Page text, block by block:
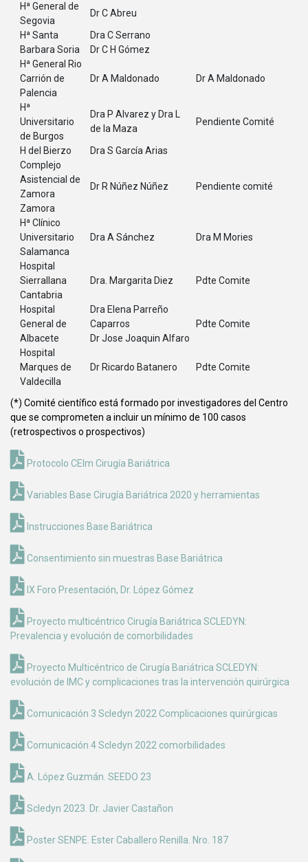
Hª General de
Segovia
Dr C Abreu
Hª Santa
Barbara Soria
Dra C Serrano
Dr C H Gómez
Hª General Rio
Carrión de
Palencia
Dr A Maldonado Dr A Maldonado
Hª
Universitario
de Burgos
Dra P Alvarez y Dra L
de la Maza
Pendiente Comité
H del Bierzo
Dra S García Arias
Complejo
Asistencial de
Zamora
Zamora
Dr R Núñez Núñez Pendiente comité
Hª Clínico
Universitario
Salamanca
Dra A Sánchez Dra M Mories
Hospital
Sierrallana
Cantabria
Dra. Margarita Diez Pdte Comite
Hospital
General de
Albacete
Dra Elena Parreño
Caparros
Dr Jose Joaquin Alfaro
Pdte Comite
Hospital
Marques de
Valdecilla
Dr Ricardo Batanero Pdte Comite
(*) Comité científico está formado por investigadores del Centro
que se comprometen a incluir un mínimo de 100 casos
(retrospectivos o prospectivos)
Protocolo CEIm Cirugía Bariátrica
Variables Base Cirugía Bariátrica 2020 y herramientas
Instrucciones Base Bariátrica
Consentimiento sin muestras Base Bariátrica
IX Foro Presentación, Dr. López Gómez
Proyecto multicéntrico Cirugía Bariátrica SCLEDYN:
Prevalencia y evolución de comorbilidades
Proyecto Multicéntrico de Cirugía Bariátrica SCLEDYN:
evolución de IMC y complicaciones tras la intervención quirúrgica
Comunicación 3 Scledyn 2022 Complicaciones quirúrgicas
Comunicación 4 Scledyn 2022 comorbilidades
A. López Guzmán. SEEDO 23
Scledyn 2023. Dr. Javier Castañon
Poster SENPE. Ester Caballero Renilla. Nro. 187